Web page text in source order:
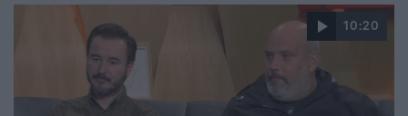
10:20